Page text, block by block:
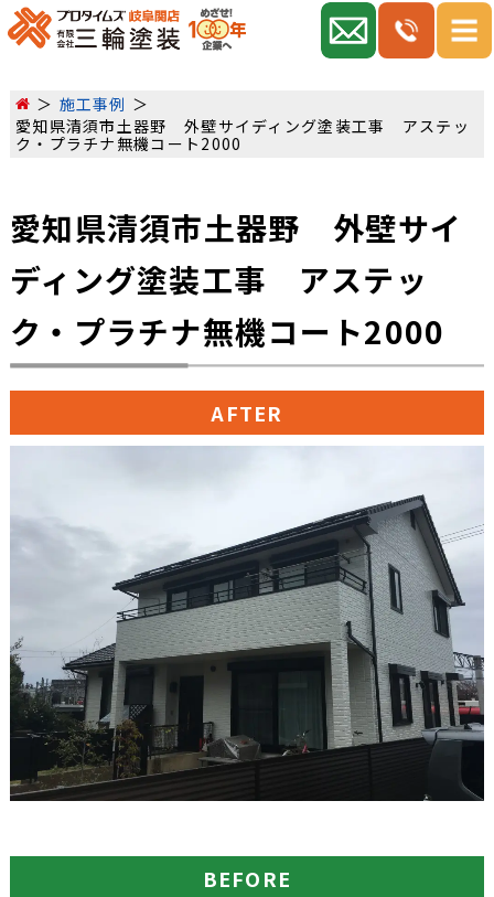
施工事例
愛知県清須市土器野 外壁サイディング塗装工事 アステッ
ク・プラチナ無機コート2000
愛知県清須市土器野 外壁サイ
ディング塗装工事 アステッ
ク・プラチナ無機コート2000
AFTER
BEFORE